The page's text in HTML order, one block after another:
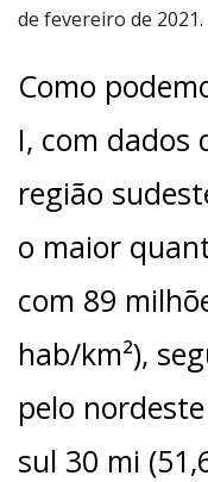
de fevereiro de
Como
I, com dados
região
o maior
com 89
hab/km²),
pelo
sul 30 mi